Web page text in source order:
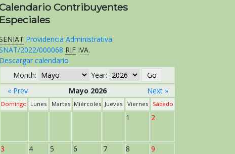
Contribuyentes
Especiales
Providencia Administrativa
2022/000068 RIF IVA.
Descargar calendario
Month:
Year:
« Prev
Mayo 2026 Next »
Domingo Lunes Martes Miércoles Jueves Viernes Sábado
1 2
3 4 5 6 7 8 9